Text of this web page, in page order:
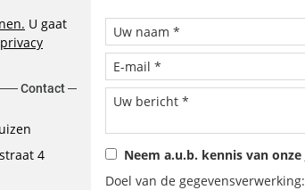
U gaat
privacy
Contact
4 Neem a.u.b. kennis van onze
Doel van de gegevensverwerking: